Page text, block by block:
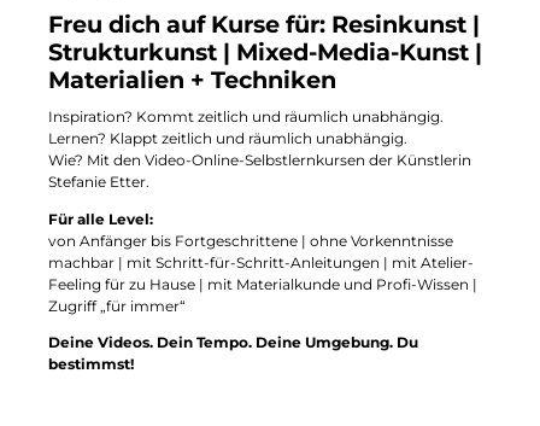
Freu dich auf Kurse für: Resinkunst |
Strukturkunst | Mixed-Media-Kunst |
Materialien + Techniken
Inspiration? Kommt zeitlich und räumlich unabhängig.
Lernen? Klappt zeitlich und räumlich unabhängig.
Wie? Mit den Video-Online-Selbstlernkursen der Künstlerin
Stefanie Etter.
Für alle Level:
von Anfänger bis Fortgeschrittene | ohne Vorkenntnisse
machbar | mit Schritt-für-Schritt-Anleitungen | mit Atelier-
Feeling für zu Hause | mit Materialkunde und Profi-Wissen |
Zugriff „für immer“
Deine Videos. Dein Tempo. Deine Umgebung. Du
bestimmst!